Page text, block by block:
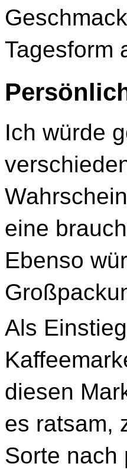
Tagesform
Ich würde
eine
Ebenso
Als
diesen
es ratsam,
Sorte nach